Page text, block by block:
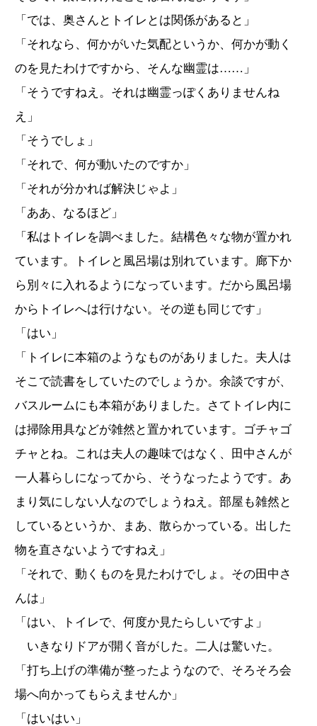
「では、奥さんとトイレとは関係があると」
「それなら、何かがいた気配というか、何かが動く
のを見たわけですから、そんな幽霊は……」
「そうですねえ。それは幽霊っぽくありませんね
え」
「そうでしょ」
「それで、何が動いたのですか」
「それが分かれば解決じゃよ」
「ああ、なるほど」
「私はトイレを調べました。結構色々な物が置かれ
ています。トイレと風呂場は別れています。廊下か
ら別々に入れるようになっています。だから風呂場
からトイレへは行けない。その逆も同じです」
「はい」
「トイレに本箱のようなものがありました。夫人は
そこで読書をしていたのでしょうか。余談ですが、
バスルームにも本箱がありました。さてトイレ内に
は掃除用具などが雑然と置かれています。ゴチャゴ
チャとね。これは夫人の趣味ではなく、田中さんが
一人暮らしになってから、そうなったようです。あ
まり気にしない人なのでしょうねえ。部屋も雑然と
しているというか、まあ、散らかっている。出した
物を直さないようですねえ」
「それで、動くものを見たわけでしょ。その田中さ
んは」
「はい、トイレで、何度か見たらしいですよ」
いきなりドアが開く音がした。二人は驚いた。
「打ち上げの準備が整ったようなので、そろそろ会
場へ向かってもらえませんか」
「はいはい」